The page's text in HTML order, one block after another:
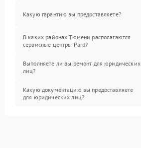
Какую гарантию вы предоставляете?
В каких районах Тюмени располагаются
сервисные центры Pard?
Выполняете ли вы ремонт для юридических
лиц?
Какую документацию вы предоставляете
для юридических лиц?